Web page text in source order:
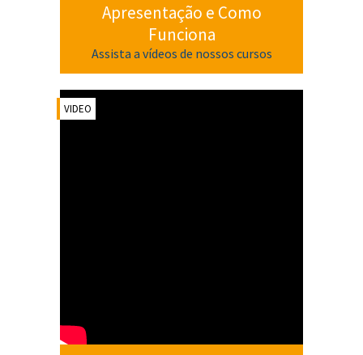
Apresentação e Como
Funciona
Assista a vídeos de nossos cursos
VIDEO